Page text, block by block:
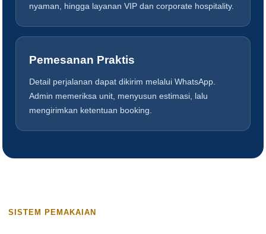
nyaman, hingga layanan VIP dan corporate hospitality.
Pemesanan Praktis
Detail perjalanan dapat dikirim melalui WhatsApp.
Admin memeriksa unit, menyusun estimasi, lalu
mengirimkan ketentuan booking.
SISTEM PEMAKAIAN